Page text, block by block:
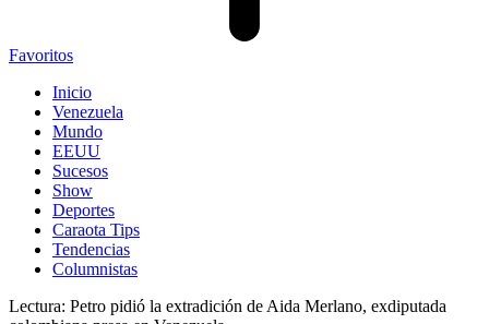
Favoritos
Inicio
Venezuela
Mundo
EEUU
Sucesos
Show
Deportes
Caraota Tips
Tendencias
Columnistas
Lectura: Petro pidió la extradición de Aida Merlano, exdiputada